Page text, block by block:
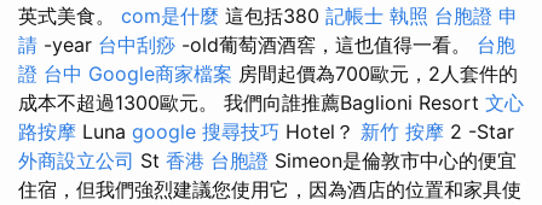
英式美食。 com是什麼 這包括380 記帳士 執照 台胞證 申
請 -year 台中刮痧 -old葡萄酒酒窖，這也值得一看。 台胞
證 台中 Google商家檔案 房間起價為700歐元，2人套件的
成本不超過1300歐元。 我們向誰推薦Baglioni Resort 文心
路按摩 Luna google 搜尋技巧 Hotel？ 新竹 按摩 2 -Star
外商設立公司 St 香港 台胞證 Simeon是倫敦市中心的便宜
住宿，但我們強烈建議您使用它，因為酒店的位置和家具使